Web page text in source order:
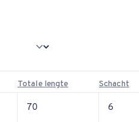
Totale lengte Schacht
70 6